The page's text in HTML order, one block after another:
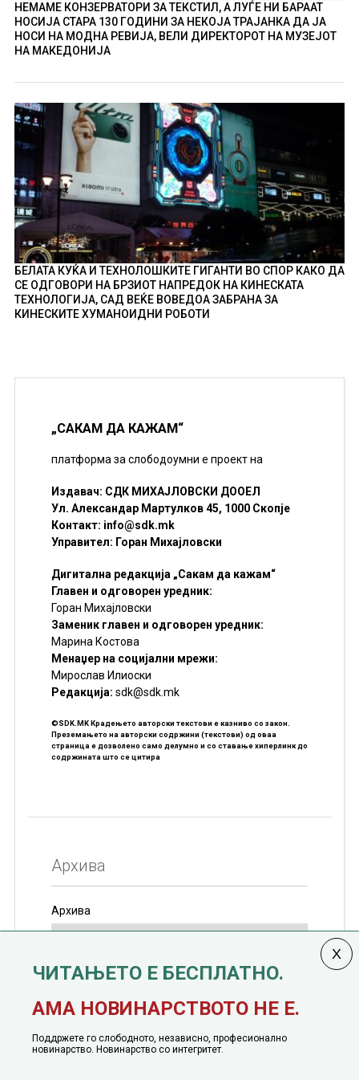
НЕМАМЕ КОНЗЕРВАТОРИ ЗА ТЕКСТИЛ, А ЛУЃЕ НИ БАРААТ
НОСИЈА СТАРА 130 ГОДИНИ ЗА НЕКОЈА ТРАЈАНКА ДА ЈА
НОСИ НА МОДНА РЕВИЈА, ВЕЛИ ДИРЕКТОРОТ НА МУЗЕЈОТ
НА МАКЕДОНИЈА
БЕЛАТА КУЌА И ТЕХНОЛОШКИТЕ ГИГАНТИ ВО СПОР КАКО ДА
СЕ ОДГОВОРИ НА БРЗИОТ НАПРЕДОК НА КИНЕСКАТА
ТЕХНОЛОГИЈА, САД ВЕЌЕ ВОВЕДОА ЗАБРАНА ЗА
КИНЕСКИТЕ ХУМАНОИДНИ РОБОТИ
„САКАМ ДА КАЖАМ“
платформа за слободоумни е проект на
Издавач: СДК МИХАЈЛОВСКИ ДООЕЛ
Ул. Александар Мартулков 45, 1000 Скопје
Контакт: info@sdk.mk
Управител: Горан Михајловски
Дигитална редакција „Сакам да кажам“
Главен и одговорен уредник:
Горан Михајловски
Заменик главен и одговорен уредник:
Марина Костова
Менаџер на социјални мрежи:
Мирослав Илиоски
Редакцијa: sdk@sdk.mk
©SDK.MK Крадењето авторски текстови е казниво со закон.
Преземањето на авторски содржини (текстови) од оваа
страница е дозволено само делумно и со ставање хиперлинк до
содржината што се цитира
Архива
Архива
јануари, 1991 година
ЧИТАЊЕТО Е БЕСПЛАТНО.
АМА НОВИНАРСТВОТО НЕ Е.
Поддржете го слободното, независно, професионално
новинарство. Новинарство со интегритет.